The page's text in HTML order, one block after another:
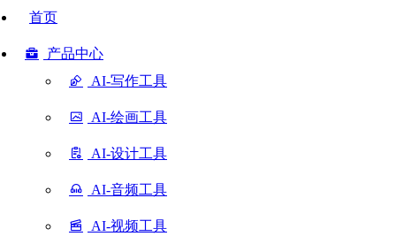
首页
产品中心
AI-写作工具
AI-绘画工具
AI-设计工具
AI-音频工具
AI-视频工具